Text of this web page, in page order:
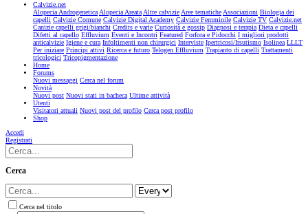
Calvizie.net
Alopecia AndrogeneticaAlopecia AreataAltre calvizieAree tematicheAssociazioni Biologia dei
capelli Calvizie Comune Calvizie Digital Academy Calvizie Femminile Calvizie TV Calvizie.net
Canizie capelli grigi/bianchi Credits e varie Curiosità e gossip Diagnosi e terapia Dieta e capelli
Difetti al capello Effluvium Eventi e Incontri Featured Forfora e Pidocchi I migliori prodotti
anticalvizie Igiene e cura Infoltimenti non chirurgici Interviste Ipertricosi/Irsutismo Isolinea LLLT
Per iniziare Principi attivi Ricerca e futuro Telogen Effluvium Trapianto di capelli Trattamenti
tricologici Tricopigmentazione
Home
Forums
Nuovi messaggi Cerca nel forum
Novità
Nuovi post Nuovi stati in bacheca Ultime attività
Utenti
Visitatori attuali Nuovi post del profilo Cerca post profilo
Shop
Accedi
Registrati
Cerca
Cerca nel titolo